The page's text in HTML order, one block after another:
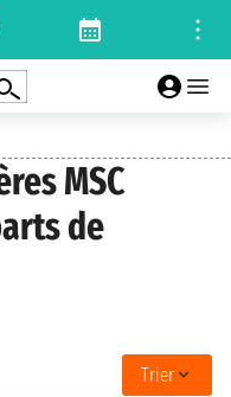
MSC
de
Trier